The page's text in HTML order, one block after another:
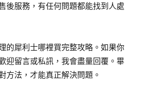
後服務，有任何問題都能找到人處
的犀利士哪裡買完整攻略。如果你
迎留言或私訊，我會盡量回覆。畢
方法，才能真正解決問題。